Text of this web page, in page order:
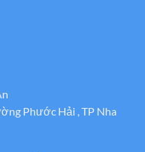
Phước Hải , TP Nha